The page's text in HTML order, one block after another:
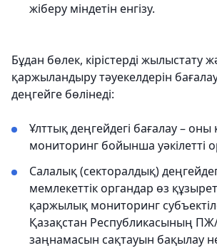
жіберу міндетін енгізу.
Бұдан бөлек, кірістерді жылыстату
қаржыландыру тәуекелдерін бағалау
деңгейге бөлінеді:
Ұлттық деңгейдегі бағалау –
мониторинг бойынша уәкілетті
Салалық (секторалдық)
мемлекеттік органдар өз
қаржылық мониторинг
Қазақстан Республикасының
заңнамасын сақтауын бақылау